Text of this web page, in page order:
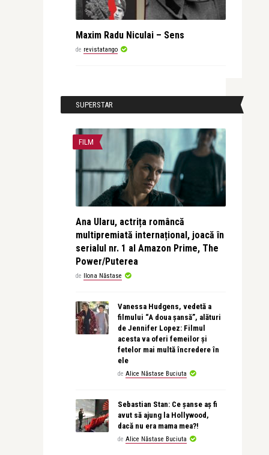
Maxim Radu Niculai – Sens
de revistatango
SUPERSTAR
FILM
Ana Ularu, actrița româncă
multipremiată internațional, joacă în
serialul nr. 1 al Amazon Prime, The
Power/Puterea
de Ilona Năstase
Vanessa Hudgens, vedetă a
filmului “A doua șansă”, alături
de Jennifer Lopez: Filmul
acesta va oferi femeilor și
fetelor mai multă încredere în
ele
de Alice Năstase Buciuta
Sebastian Stan: Ce șanse aș fi
avut să ajung la Hollywood,
dacă nu era mama mea?!
de Alice Năstase Buciuta